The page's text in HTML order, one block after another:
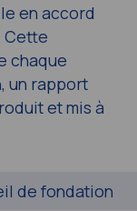
en accord
Cette
chaque
un rapport
et mis à
de fondation